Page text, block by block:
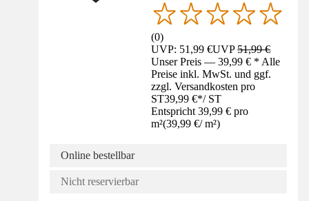
(0)
UVP: 51,99 €UVP51,99 €
Unser Preis — 39,99 € * Alle
Preise inkl. MwSt. und ggf.
zzgl. Versandkosten pro
ST39,99 €*/ ST
Entspricht 39,99 € pro
m²(39,99 €/ m²)
Online bestellbar
Nicht reservierbar